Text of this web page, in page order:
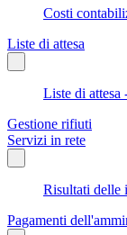
Costi
Liste di attesa
Liste di attesa
Gestione rifiuti
Servizi in rete
Risultati delle
Pagamenti